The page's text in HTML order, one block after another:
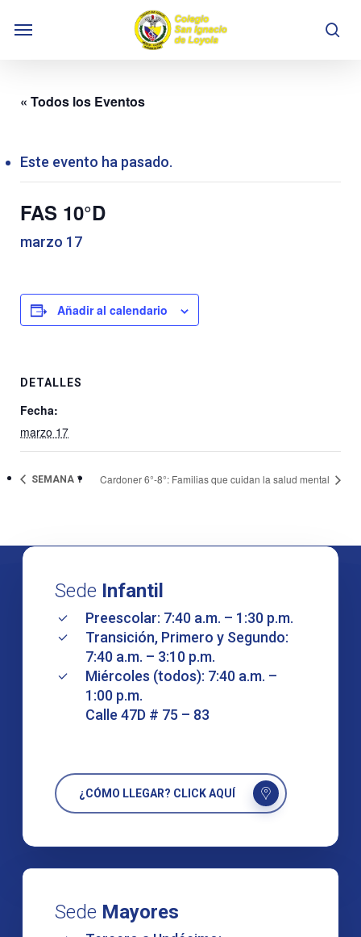
Menu
« Todos los Eventos
Este evento ha pasado.
FAS 10°D
marzo 17
Añadir al calendario
DETALLES
Fecha:
marzo 17
SEMANA 1 Cardoner 6°-8°: Familias que cuidan la salud mental
Sede Infantil
Preescolar: 7:40 a.m. – 1:30 p.m.
Transición, Primero y Segundo:
7:40 a.m. – 3:10 p.m.
Miércoles (todos): 7:40 a.m. –
1:00 p.m.
Calle 47D # 75 – 83
¿CÓMO LLEGAR? CLICK AQUÍ
Sede Mayores